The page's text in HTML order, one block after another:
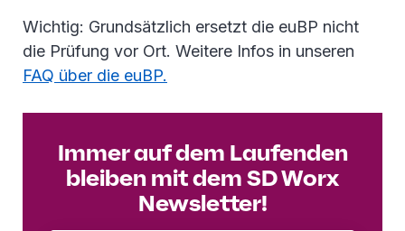
Wichtig: Grundsätzlich ersetzt die euBP nicht
die Prüfung vor Ort. Weitere Infos in unseren
FAQ über die euBP.
Immer auf dem Laufenden
bleiben mit dem SD Worx
Newsletter!